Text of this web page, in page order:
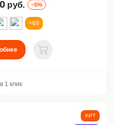
руб. –5%
+69
В корзину
1 клик
ХИТ